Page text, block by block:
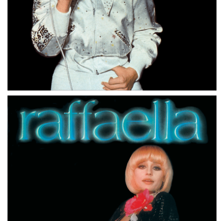
LP PAESI BASSI
A FAR L’AMORE COMINCIA TU